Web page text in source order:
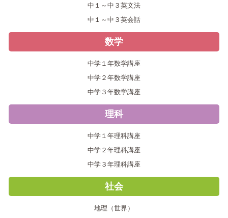
中１～中３英文法
中１～中３英会話
数学
中学１年数学講座
中学２年数学講座
中学３年数学講座
理科
中学１年理科講座
中学２年理科講座
中学３年理科講座
社会
地理（世界）